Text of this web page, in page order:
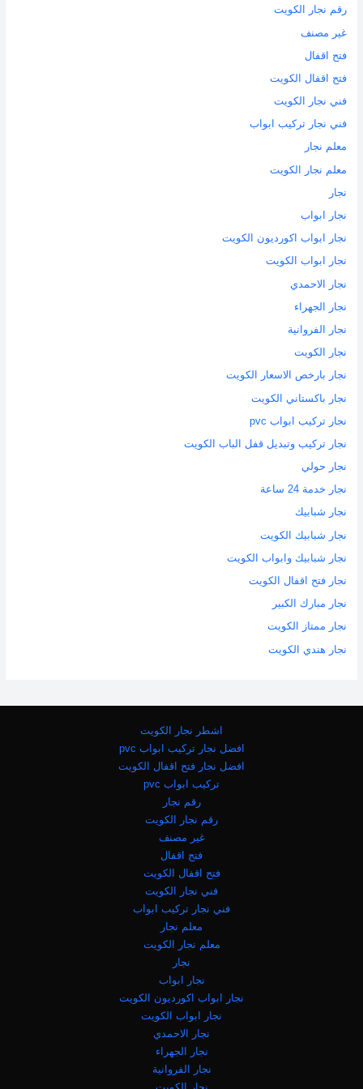
رقم نجار الكويت
غير مصنف
فتح اقفال
فتح اقفال الكويت
فني نجار الكويت
فني نجار تركيب ابواب
معلم نجار
معلم نجار الكويت
نجار
نجار ابواب
نجار ابواب اكورديون الكويت
نجار ابواب الكويت
نجار الاحمدي
نجار الجهراء
نجار الفروانية
نجار الكويت
نجار بارخص الاسعار الكويت
نجار باكستاني الكويت
نجار تركيب ابواب pvc
نجار تركيب وتبديل قفل الباب الكويت
نجار حولي
نجار خدمة 24 ساعة
نجار شبابيك
نجار شبابيك الكويت
نجار شبابيك وابواب الكويت
نجار فتح اقفال الكويت
نجار مبارك الكبير
نجار ممتاز الكويت
نجار هندي الكويت
اشطر نجار الكويت
افضل نجار تركيب ابواب pvc
افضل نجار فتح اقفال الكويت
تركيب ابواب pvc
رقم نجار
رقم نجار الكويت
غير مصنف
فتح اقفال
فتح اقفال الكويت
فني نجار الكويت
فني نجار تركيب ابواب
معلم نجار
معلم نجار الكويت
نجار
نجار ابواب
نجار ابواب اكورديون الكويت
نجار ابواب الكويت
نجار الاحمدي
نجار الجهراء
نجار الفروانية